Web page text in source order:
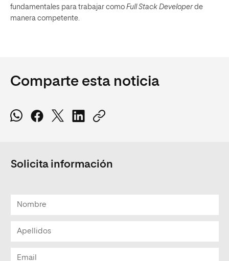
fundamentales para trabajar como Full Stack Developerde
manera competente.
Comparte esta noticia
Solicita información